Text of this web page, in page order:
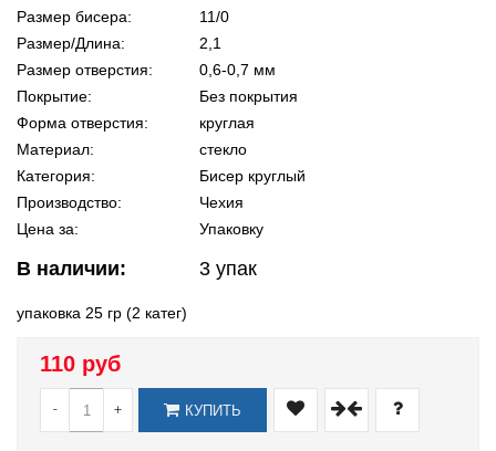
Размер бисера:
11/0
Размер/Длина:
2,1
Размер отверстия:
0,6-0,7 мм
Покрытие:
Без покрытия
Форма отверстия:
круглая
Материал:
стекло
Категория:
Бисер круглый
Производство:
Чехия
Цена за:
Упаковку
В наличии: 3 упак
упаковка 25 гр (2 катег)
110 руб
- + КУПИТЬ